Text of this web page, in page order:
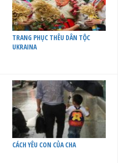
TRANG PHỤC THÊU DÂN TỘC
UKRAINA
CÁCH YÊU CON CỦA CHA